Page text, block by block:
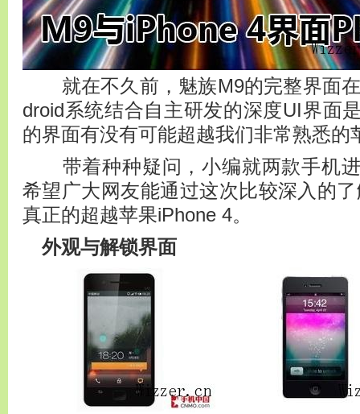
就在不久前，魅族M9的完整界面在
droid系统结合自主研发的深度UI界面
的界面有没有可能超越我们非常熟悉的
带着种种疑问，小编就两款手机进
希望广大网友能通过这次比较深入的
真正的超越苹果iPhone 4。
外观与解锁界面